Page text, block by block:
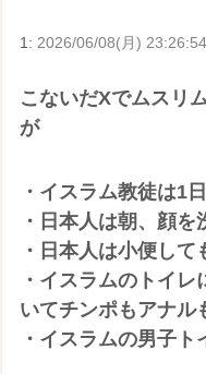
1: 2026/06/08(月)
こないだXでムスリ
が
・イスラム教徒は1
・日本人は朝、顔を
・日本人は小便し
・イスラムのトイ
いてチンポもアナル
・イスラムの男子